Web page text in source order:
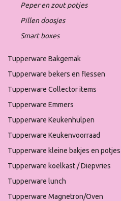
Peper en zout potjes
Pillen doosjes
Smart boxes
Tupperware Bakgemak
Tupperware bekers en flessen
Tupperware Collector items
Tupperware Emmers
Tupperware Keukenhulpen
Tupperware Keukenvoorraad
Tupperware kleine bakjes en potjes
Tupperware koelkast / Diepvries
Tupperware lunch
Tupperware Magnetron/Oven